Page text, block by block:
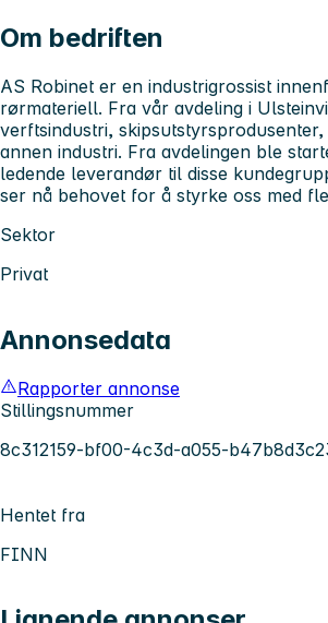
Om bedriften
AS Robinet er en industrigrossist
rørmateriell. Fra vår avdeling i
verftsindustri,
annen industri. Fra avdelingen ble
ledende leverandør til disse
ser nå behovet for å styrke oss med
Sektor
Privat
Annonsedata
Rapporter annonse
Stillingsnummer
8c312159-bf00-4c3d-a055-
Hentet fra
FINN